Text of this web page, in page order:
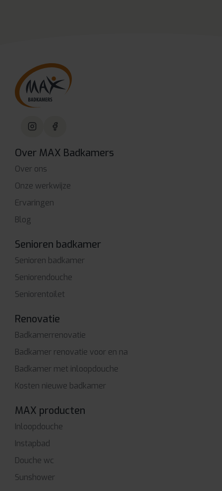
Over MAX Badkamers
Over ons
Onze werkwijze
Ervaringen
Blog
Senioren badkamer
Senioren badkamer
Seniorendouche
Seniorentoilet
Renovatie
Badkamerrenovatie
Badkamer renovatie voor en na
Badkamer met inloopdouche
Kosten nieuwe badkamer
MAX producten
Inloopdouche
Instapbad
Douche wc
Sunshower